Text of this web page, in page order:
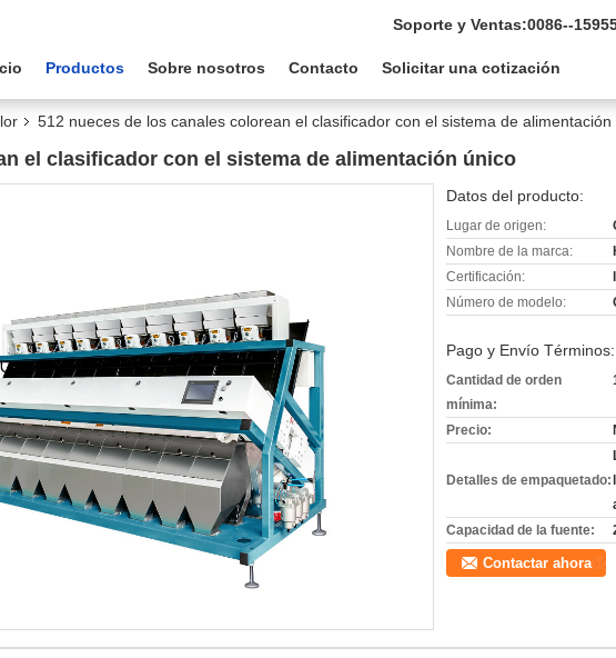
Soporte y Ventas:0086--
Productos Sobre nosotros Contacto Solicitar una cotización
512 nueces de los canales colorean el clasificador con el sistema de alimentación
el clasificador con el sistema de alimentación único
Datos del producto:
Lugar de origen:
Nombre de la marca:
Certificación:
Número de modelo:
Pago y Envío Términos:
Cantidad de orden
mínima:
Precio:
Detalles de empaquetado:
Capacidad de la fuente:
Contactar ahora